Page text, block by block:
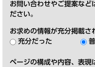
お問い合わせやご提案など
ださい。
お求めの情報が充分掲載さ
充分だった
ページの構成や内容、表現